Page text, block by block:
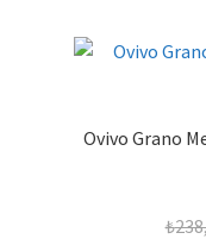
Ovivo Grano
₺